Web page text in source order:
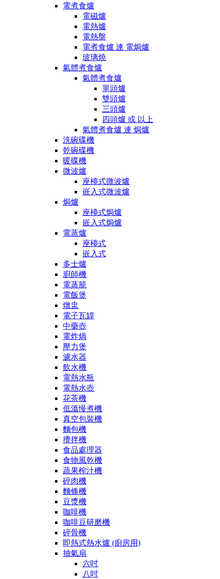
電煮食爐
電磁爐
電熱爐
電熱盤
電煮食爐 連 電焗爐
玻璃燒
氣體煮食爐
氣體煮食爐
單頭爐
雙頭爐
三頭爐
四頭爐 或 以上
氣體煮食爐 連 焗爐
洗碗碟機
乾碗碟機
暖碟機
微波爐
座檯式微波爐
嵌入式微波爐
焗爐
座檯式焗爐
嵌入式焗爐
電蒸爐
座檯式
嵌入式
多士爐
廚師機
電蒸籠
電飯煲
燉盅
電子瓦罉
中藥壺
電炸煱
壓力煲
濾水器
飲水機
電熱水瓶
電熱水壺
花茶機
低溫慢煮機
真空包裝機
麵包機
攪拌機
食品處理器
食物風乾機
蔬果榨汁機
碎肉機
麵條機
豆漿機
咖啡機
咖啡豆研磨機
碎骨機
即熱式熱水爐 (廚房用)
抽氣扇
六吋
八吋